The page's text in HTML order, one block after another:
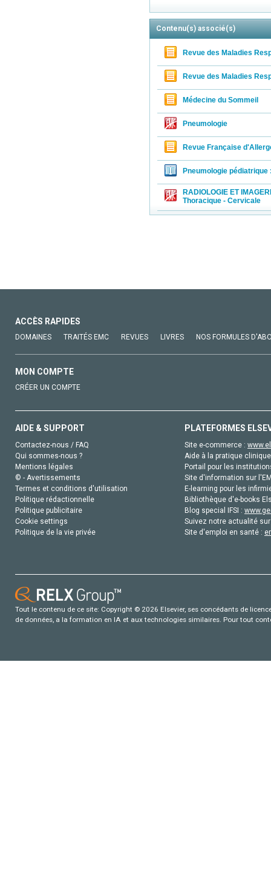
Contenu(s) associé(s)
Revue des Maladies
Revue des Maladies
Médecine du Sommeil
Pneumologie
Revue Française
Pneumologie pédiatrique
RADIOLOGIE ET
Thoracique - Cervicale
ACCÈS RAPIDES
DOMAINES TRAITÉS EMC REVUES LIVRES NOS FORMULES
MON COMPTE
CRÉER UN COMPTE
AIDE & SUPPORT
Contactez-nous / FAQ
Qui sommes-nous ?
Mentions légales
© - Avertissements
Termes et conditions d'utilisation
Politique rédactionnelle
Politique publicitaire
Cookie settings
Politique de la vie privée
PLATEFORMES
Site e-commerce :
Aide à la pratique
Portail pour les
Site d'information sur
E-learning pour les
Bibliothèque d'e-books
Blog special IFSI :
Suivez notre actualité
Site d'emploi en santé :
Tout le contenu de ce site: Copyright © 2026 Elsevier, ses concédants de
de données, a la formation en IA et aux technologies similaires. Pour tout